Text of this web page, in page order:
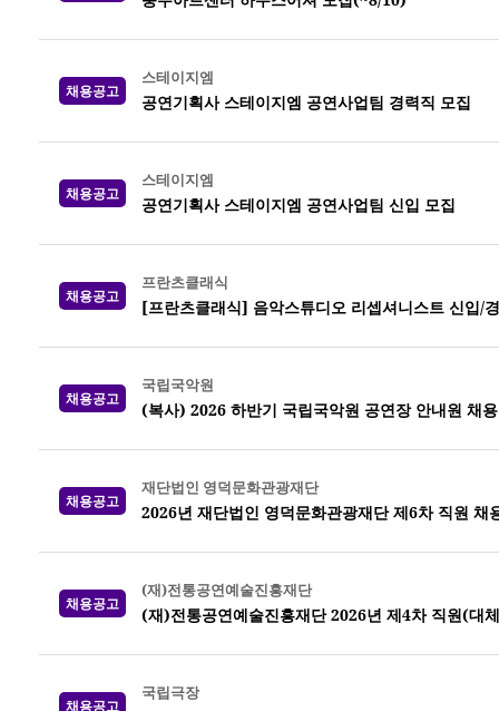
채용공고
스테이지엠
공연기획사 스테이지엠 공연사업팀 경력직 모집
채용공고
스테이지엠
공연기획사 스테이지엠 공연사업팀 신입 모집
채용공고
프란츠클래식
[프란츠클래식] 음악스튜디오 리셉셔니스트 신입/
채용공고
국립국악원
(복사) 2026 하반기 국립국악원 공연장 안내원 채
채용공고
재단법인 영덕문화관광재단
2026년 재단법인 영덕문화관광재단 제6차 직원 채
채용공고
(재)전통공연예술진흥재단
(재)전통공연예술진흥재단 2026년 제4차 직원(대
채용공고
국립극장